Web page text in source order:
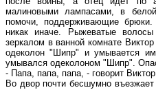
малиновыми лампасами, в
помочи, поддерживающие
никак иначе. Рыжеватые
зеркалом в ванной комнате
одеколон "Шипр" и умывается
умывался одеколоном "Шипр".
- Папа, папа, папа, - говорит
Во двор почти бесшумно